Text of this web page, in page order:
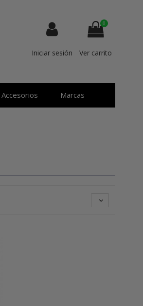
Iniciar sesión
0
Ver carrito
Accesorios Marcas